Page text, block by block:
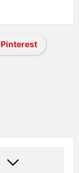
Pinterest